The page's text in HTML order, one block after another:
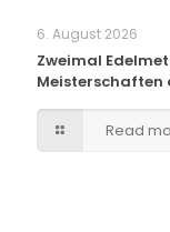
6. August 2026
Zweimal
Meisterschaften
Read